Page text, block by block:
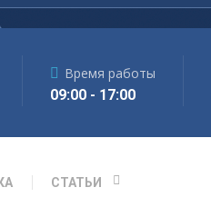
СТАТЬИ
Время работы
09:00 - 17:00